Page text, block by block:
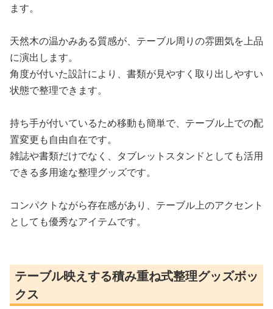
ます。
天然木の温かみある質感が、テーブル周りの雰囲気を上品
に演出します。
角度が付いた設計により、書類が見やすく取り出しやすい
状態で整理できます。
持ち手が付いているため移動も簡単で、テーブル上での配
置変更も自由自在です。
雑誌や書類だけでなく、タブレットスタンドとしても活用
できる多用途な整理グッズです。
コンパクトながら存在感があり、テーブル上のアクセント
としても優秀なアイテムです。
テーブル映えする積み重ね式整理グッズボッ
クス